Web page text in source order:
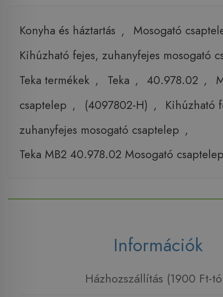
Konyha és háztartás ,
Mosogató
Kihúzható fejes, zuhanyfejes mosogató
Teka termékek , Teka , 40.978.02 ,
csaptelep , (4097802-H) ,
Kihúzható
zuhanyfejes mosogató csaptelep ,
Teka MB2 40.978.02 Mosogató
Információk
Házhozszállítás (1900 Ft-